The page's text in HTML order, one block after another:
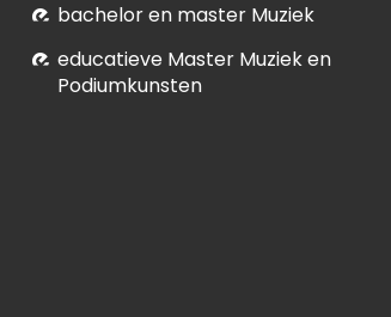
bachelor en master Muziek
educatieve Master Muziek en
Podiumkunsten